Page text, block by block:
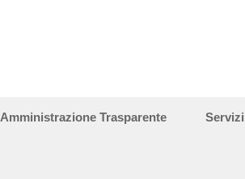
Amministrazione Trasparente Servizi